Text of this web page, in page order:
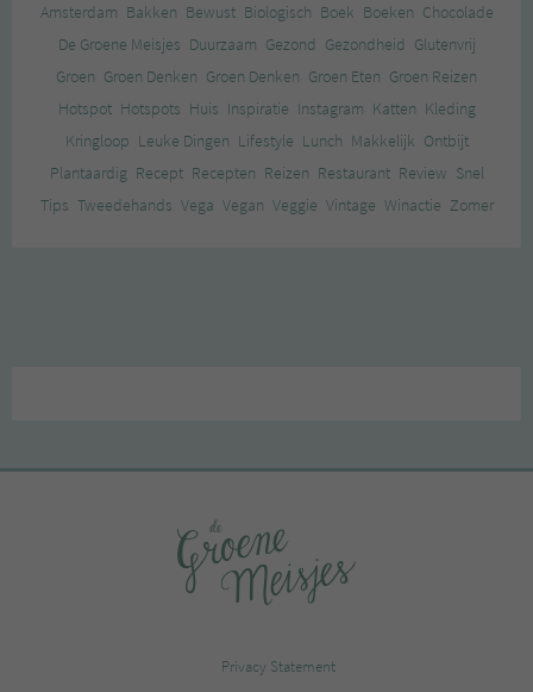
Amsterdam Bakken Bewust Biologisch Boek Boeken Chocolade
De Groene Meisjes Duurzaam Gezond Gezondheid Glutenvrij
Groen Groen Denken Groen Denken Groen Eten Groen Reizen
Hotspot Hotspots Huis Inspiratie Instagram Katten Kleding
Kringloop Leuke Dingen Lifestyle Lunch Makkelijk Ontbijt
Plantaardig Recept Recepten Reizen Restaurant Review Snel
Tips Tweedehands Vega Vegan Veggie Vintage Winactie Zomer
Privacy Statement